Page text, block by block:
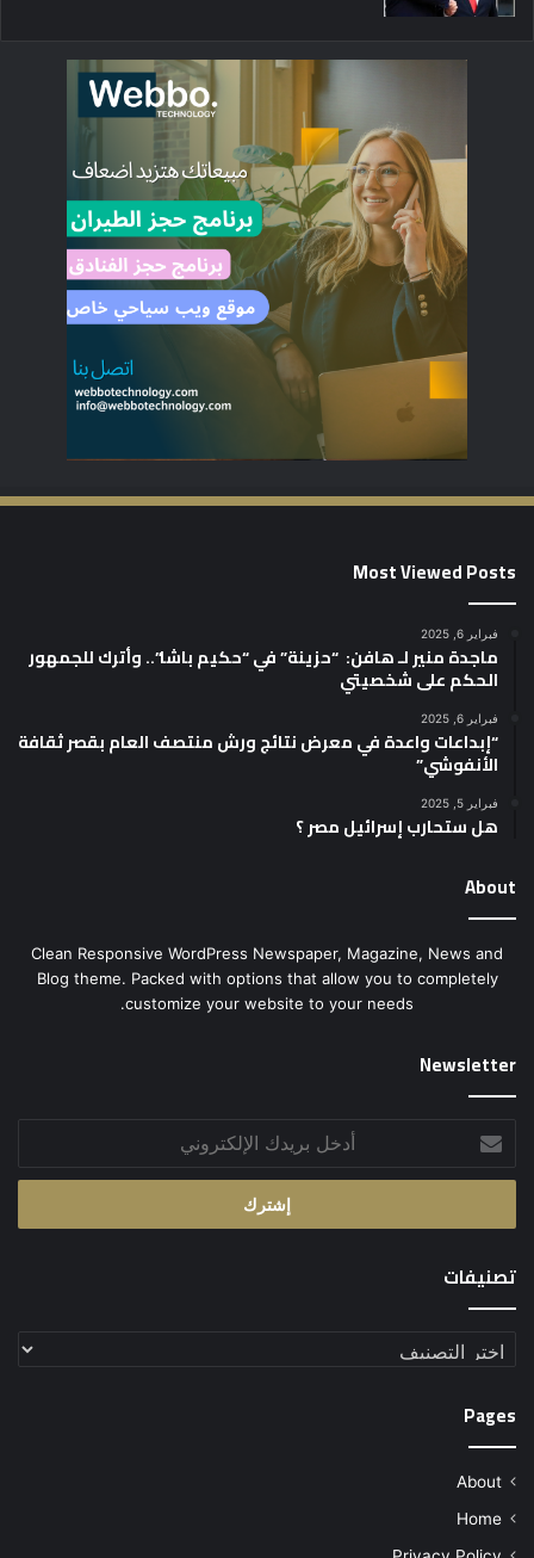
Most Viewed Posts
فبراير 6, 2025
ماجدة منير لـ هافن: “حزينة” في “حكيم باشا”.. وأترك للجمهور
الحكم على شخصيتي
فبراير 6, 2025
“إبداعات واعدة في معرض نتائج ورش منتصف العام بقصر ثقافة
الأنفوشي”
فبراير 5, 2025
هل ستحارب إسرائيل مصر ؟
About
Clean Responsive WordPress Newspaper, Magazine, News and
Blog theme. Packed with options that allow you to completely
customize your website to your needs.
Newsletter
بريدك
الإلكتروني
تصنيفات
تصنيفات
Pages
About
Home